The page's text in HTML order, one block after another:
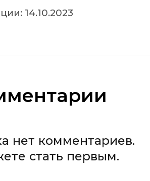
14.10.2023
нет комментариев.
стать первым.